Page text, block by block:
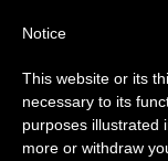
حماية القاصرين
Notice
This website or its
necessary to its
purposes illustrated
more or withdraw